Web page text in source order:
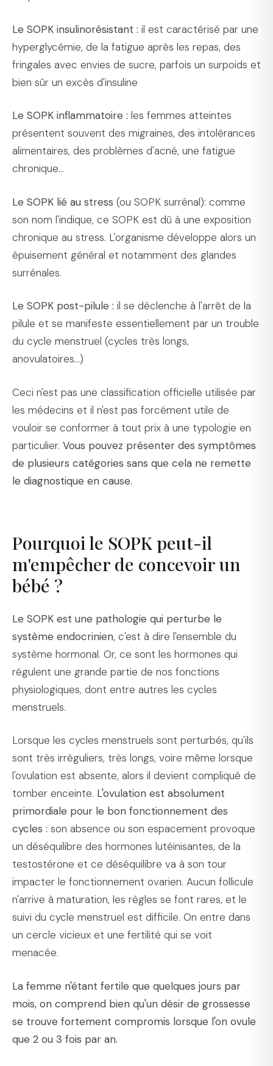
Le SOPK insulinorésistant : il est caractérisé par une
hyperglycémie, de la fatigue après les repas, des
fringales avec envies de sucre, parfois un surpoids et
bien sûr un excès d'insuline
Le SOPK inflammatoire : les femmes atteintes
présentent souvent des migraines, des intolérances
alimentaires, des problèmes d'acné, une fatigue
chronique...
Le SOPK lié au stress (ou SOPK surrénal): comme
son nom l'indique, ce SOPK est dû à une exposition
chronique au stress. L'organisme développe alors un
épuisement général et notamment des glandes
surrénales.
Le SOPK post-pilule : il se déclenche à l'arrêt de la
pilule et se manifeste essentiellement par un trouble
du cycle menstruel (cycles très longs,
anovulatoires...)
Ceci n'est pas une classification officielle utilisée par
les médecins et il n'est pas forcément utile de
vouloir se conformer à tout prix à une typologie en
particulier. Vous pouvez présenter des symptômes
de plusieurs catégories sans que cela ne remette
le diagnostique en cause.
Pourquoi le SOPK peut-il
m'empêcher de concevoir un
bébé ?
Le SOPK est une pathologie qui perturbe le
système endocrinien, c'est à dire l'ensemble du
système hormonal. Or, ce sont les hormones qui
régulent une grande partie de nos fonctions
physiologiques, dont entre autres les cycles
menstruels.
Lorsque les cycles menstruels sont perturbés, qu'ils
sont très irréguliers, très longs, voire même lorsque
l'ovulation est absente, alors il devient compliqué de
tomber enceinte. L'ovulation est absolument
primordiale pour le bon fonctionnement des
cycles : son absence ou son espacement provoque
un déséquilibre des hormones lutéinisantes, de la
testostérone et ce déséquilibre va à son tour
impacter le fonctionnement ovarien. Aucun follicule
n'arrive à maturation, les règles se font rares, et le
suivi du cycle menstruel est difficile. On entre dans
un cercle vicieux et une fertilité qui se voit
menacée.
La femme n'étant fertile que quelques jours par
mois, on comprend bien qu'un désir de grossesse
se trouve fortement compromis lorsque l'on ovule
que 2 ou 3 fois par an.